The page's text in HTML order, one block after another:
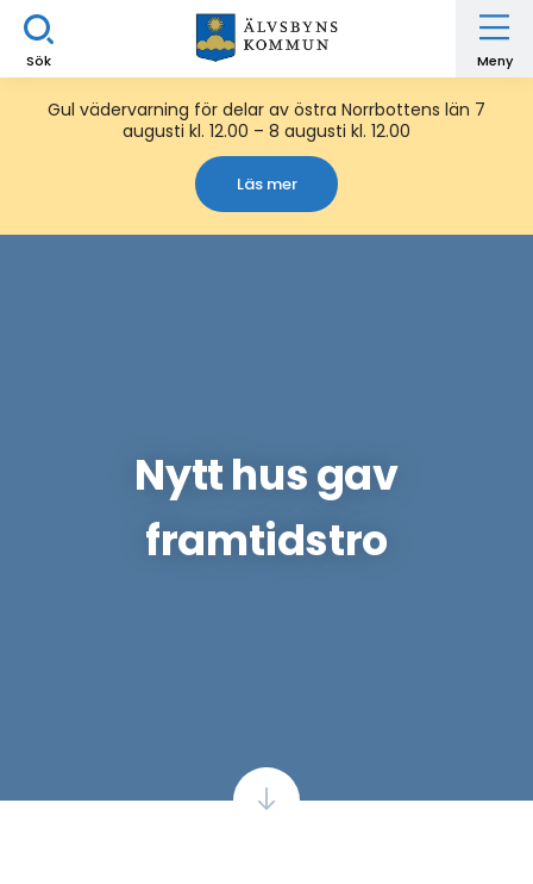
Sök Meny
Gul vädervarning för delar av östra Norrbottens län 7
augusti kl. 12.00 – 8 augusti kl. 12.00
Läs mer
Nytt hus gav
framtidstro